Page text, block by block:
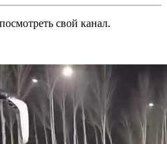
свой канал.